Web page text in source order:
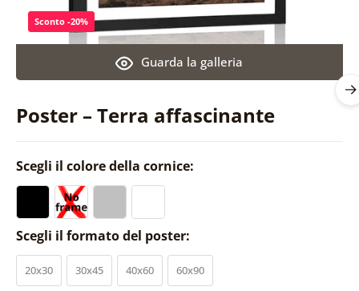
Poster – Terra affascinante
Guarda la galleria
Sconto -20%
Scegli il colore della cornice:
Scegli il formato del poster:
20x30 30x45 40x60 60x90